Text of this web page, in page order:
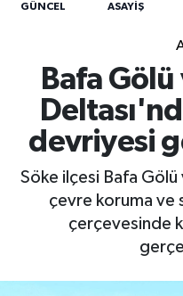
GÜNCEL ASAYİŞ
Bafa
devriyesi
Söke ilçesi Bafa
çevre koruma ve
çerçevesinde
BÜLTEN
ÇEVRE
DIŞ
Tüm Manşetler
Son Dakika
Haber Arşivi